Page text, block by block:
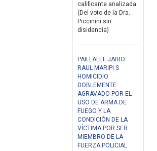
calificante analizada.
(Del voto de la Dra.
Piccinini sin
disidencia)
PAILLALEF JAIRO
RAUL MARIPI S
HOMICIDIO
DOBLEMENTE
AGRAVADO POR EL
USO DE ARMA DE
FUEGO Y LA
CONDICIÓN DE LA
VÍCTIMA POR SER
MIEMBRO DE LA
FUERZA POLICIAL